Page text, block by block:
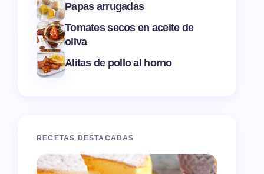
Papas arrugadas
Tomates secos en aceite de
oliva
Alitas de pollo al horno
RECETAS DESTACADAS